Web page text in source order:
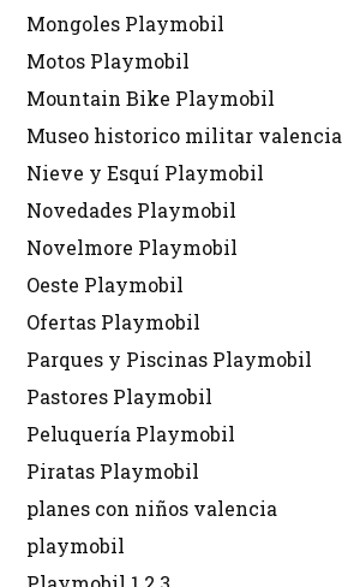
Mongoles Playmobil
Motos Playmobil
Mountain Bike Playmobil
Museo historico militar valencia
Nieve y Esquí Playmobil
Novedades Playmobil
Novelmore Playmobil
Oeste Playmobil
Ofertas Playmobil
Parques y Piscinas Playmobil
Pastores Playmobil
Peluquería Playmobil
Piratas Playmobil
planes con niños valencia
playmobil